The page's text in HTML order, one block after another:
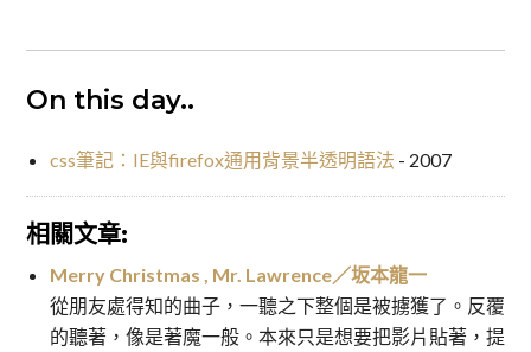
On this day..
css筆記：IE與firefox通用背景半透明語法 - 2007
相關文章:
Merry Christmas , Mr. Lawrence／坂本龍一
從朋友處得知的曲子，一聽之下整個是被擄獲了。反覆
的聽著，像是著魔一般。本來只是想要把影片貼著，提